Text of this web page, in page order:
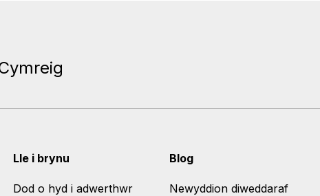
Lle i brynu
Dod o hyd i adwerthwr
Blog
Newyddion diweddaraf